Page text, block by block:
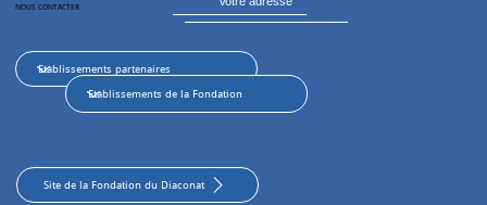
sport, de liens et de convivialité
Site de la Fondation du Diaconat
NOUS CONTACTER